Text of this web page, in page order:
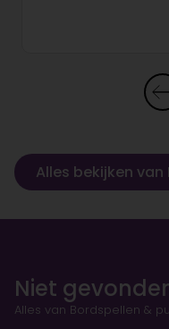
Alles bekijken
Niet
Alles van Bordspellen &